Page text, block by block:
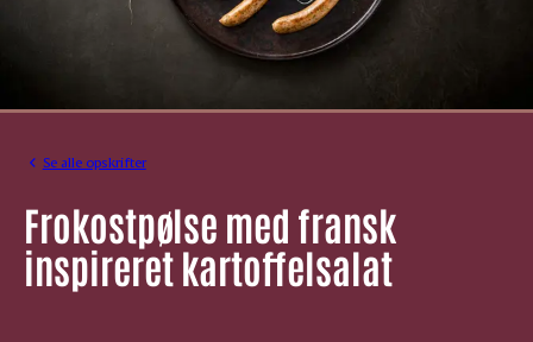
Se alle opskrifter
Frokostpølse med fransk
inspireret kartoffelsalat